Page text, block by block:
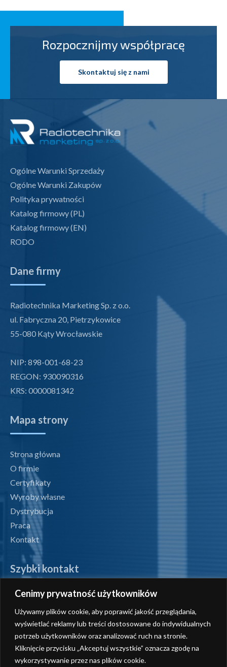
Cenimy prywatność użytkowników
Używamy plików cookie, aby poprawić jakość przeglądania,
wyświetlać reklamy lub treści dostosowane do indywidualnych
potrzeb użytkowników oraz analizować ruch na stronie.
Kliknięcie przycisku „Akceptuj wszystkie” oznacza zgodę na
wykorzystywanie przez nas plików cookie.
Rozpocznijmy współpracę
Skontaktuj się z nami
Ogólne Warunki Sprzedaży
Ogólne Warunki Zakupów
Polityka prywatności
Katalog firmowy (PL)
Katalog firmowy (EN)
RODO
Dane firmy
Radiotechnika Marketing Sp. z o.o.
ul. Fabryczna 20, Pietrzykowice
55-080 Kąty Wrocławskie
NIP: 898-001-68-23
REGON: 930090316
KRS: 0000081342
Mapa strony
Strona główna
O firmie
Certyfikaty
Wyroby własne
Dystrybucja
Praca
Kontakt
Szybki kontakt
fax +48 71 327 08 00
office@radiotechnika.com.pl
Siedziba i oddziały